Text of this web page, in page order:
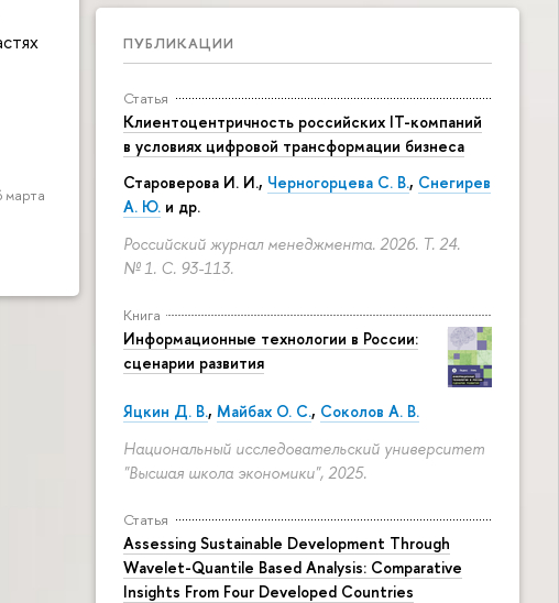
ПУБЛИКАЦИИ
Статья
Клиентоцентричность российских IT-компаний
в условиях цифровой трансформации бизнеса
Староверова И. И., Черногорцева С. В., Снегирев
А. Ю. и др.
Российский журнал менеджмента. 2026. Т. 24.
№ 1. С. 93-113.
Книга
Информационные технологии в России:
сценарии развития
Яцкин Д. В., Майбах О. С., Соколов А. В.
Национальный исследовательский университет
"Высшая школа экономики", 2025.
Статья
Assessing Sustainable Development Through
Wavelet-Quantile Based Analysis: Comparative
Insights From Four Developed Countries
марта